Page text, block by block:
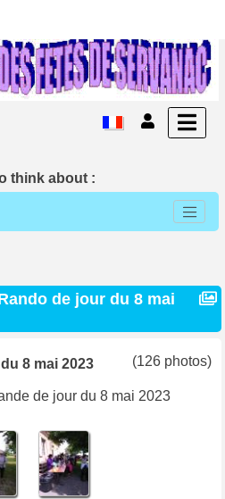
think about :
de jour du 8 mai
8 mai 2023 (126 photos)
de jour du 8 mai 2023